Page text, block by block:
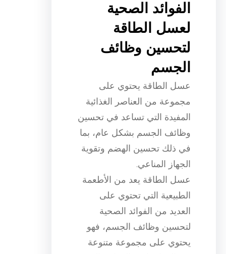
الفوائد الصحية
لعسل الطاقة
لتحسين وظائف
الجسم
عسل الطاقة يحتوي على
مجموعة من العناصر الغذائية
المفيدة التي تساعد في تحسين
وظائف الجسم بشكل عام، بما
في ذلك تحسين الهضم وتقوية
الجهاز المناعي.
عسل الطاقة يعد من الأطعمة
الطبيعية التي تحتوي على
العديد من الفوائد الصحية
لتحسين وظائف الجسم، فهو
يحتوي على مجموعة متنوعة